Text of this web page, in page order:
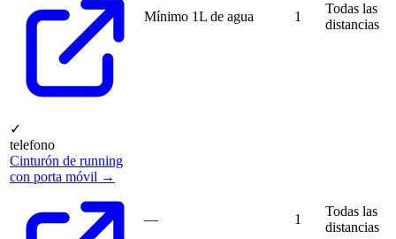
Mínimo 1L de agua 1
Todas las
distancias
✓
telefono
Cinturón de running
con porta móvil →
— 1
Todas las
distancias